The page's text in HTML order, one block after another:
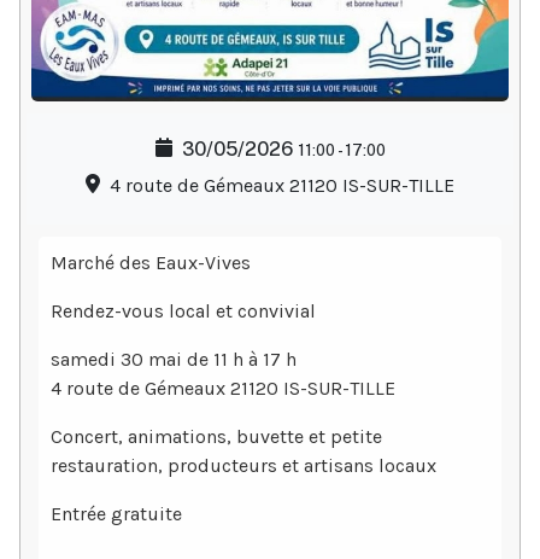
30/05/2026 11:00 - 17:00
4 route de Gémeaux 21120 IS-SUR-TILLE
Marché des Eaux-Vives
Rendez-vous local et convivial
samedi 30 mai de 11 h à 17 h
4 route de Gémeaux 21120 IS-SUR-TILLE
Concert, animations, buvette et petite
restauration, producteurs et artisans locaux
Entrée gratuite